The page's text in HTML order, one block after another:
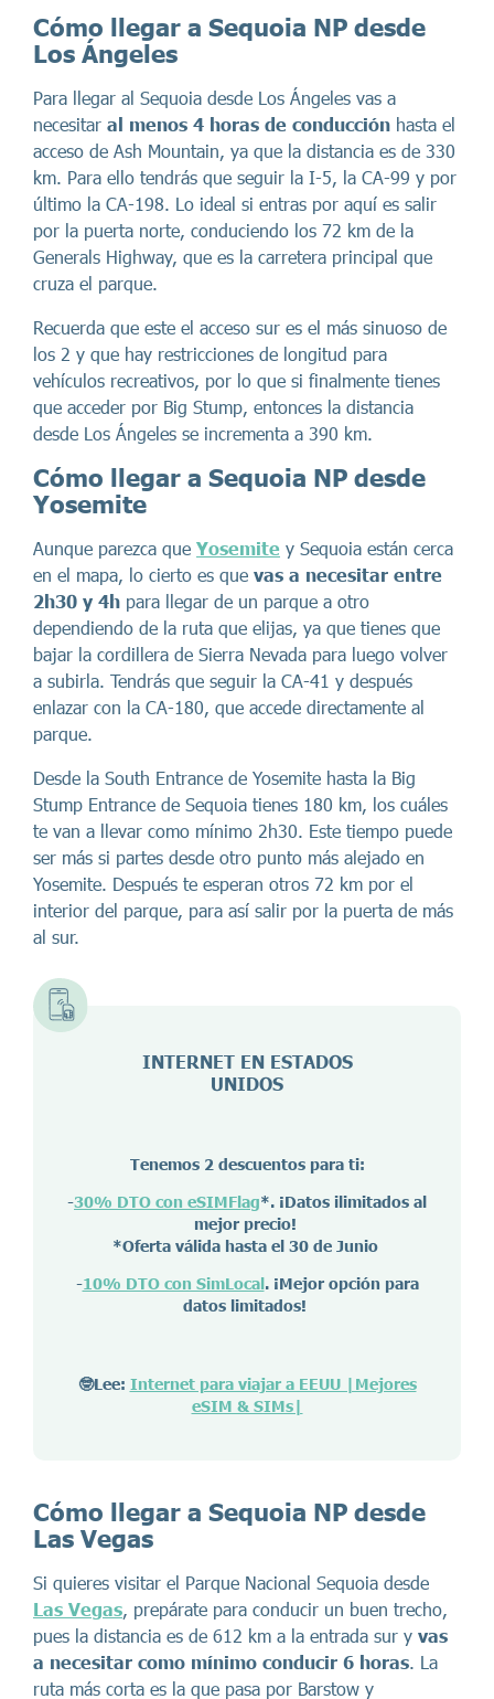
Cómo llegar a Sequoia NP desde
Los Ángeles
Para llegar al Sequoia desde Los Ángeles vas a
necesitar al menos 4 horas de conducción hasta el
acceso de Ash Mountain, ya que la distancia es de 330
km. Para ello tendrás que seguir la I-5, la CA-99 y por
último la CA-198. Lo ideal si entras por aquí es salir
por la puerta norte, conduciendo los 72 km de la
Generals Highway, que es la carretera principal que
cruza el parque.
Recuerda que este el acceso sur es el más sinuoso de
los 2 y que hay restricciones de longitud para
vehículos recreativos, por lo que si finalmente tienes
que acceder por Big Stump, entonces la distancia
desde Los Ángeles se incrementa a 390 km.
Cómo llegar a Sequoia NP desde
Yosemite
Aunque parezca que Yosemite y Sequoia están cerca
en el mapa, lo cierto es que vas a necesitar entre
2h30 y 4h para llegar de un parque a otro
dependiendo de la ruta que elijas, ya que tienes que
bajar la cordillera de Sierra Nevada para luego volver
a subirla. Tendrás que seguir la CA-41 y después
enlazar con la CA-180, que accede directamente al
parque.
Desde la South Entrance de Yosemite hasta la Big
Stump Entrance de Sequoia tienes 180 km, los cuáles
te van a llevar como mínimo 2h30. Este tiempo puede
ser más si partes desde otro punto más alejado en
Yosemite. Después te esperan otros 72 km por el
interior del parque, para así salir por la puerta de más
al sur.
INTERNET EN ESTADOS
UNIDOS
Tenemos 2 descuentos para ti:
-30% DTO con eSIMFlag*. ¡Datos ilimitados al
mejor precio!
*Oferta válida hasta el 30 de Junio
-10% DTO con SimLocal. ¡Mejor opción para
datos limitados!
🤓Lee: Internet para viajar a EEUU |Mejores
eSIM & SIMs|
Cómo llegar a Sequoia NP desde
Las Vegas
Si quieres visitar el Parque Nacional Sequoia desde
Las Vegas, prepárate para conducir un buen trecho,
pues la distancia es de 612 km a la entrada sur y vas
a necesitar como mínimo conducir 6 horas. La
ruta más corta es la que pasa por Barstow y